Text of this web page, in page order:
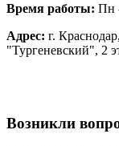
Время работы: Пн
Адрес: г.
"Тургеневский", 2
Возникли